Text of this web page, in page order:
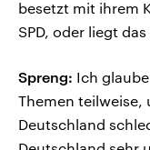
besetzt mit ihrem
SPD, oder liegt
Spreng: Ich
Themen teilweise,
Deutschland